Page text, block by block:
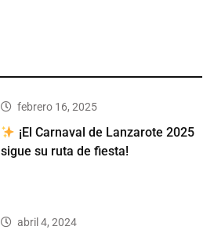
febrero 16, 2025
¡El Carnaval de Lanzarote 2025
sigue su ruta de fiesta!
abril 4, 2024